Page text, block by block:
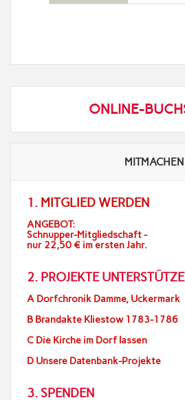
ONLINE-
MITMACHEN
1. MITGLIED WERDEN
ANGEBOT:
Schnupper-Mitgliedschaft -
nur 22,50 € im ersten Jahr.
2. PROJEKTE
A Dorfchronik Damme, Uckermark
B Brandakte Kliestow 1783-1786
C Die Kirche im Dorf lassen
D Unsere Datenbank-Projekte
3. SPENDEN